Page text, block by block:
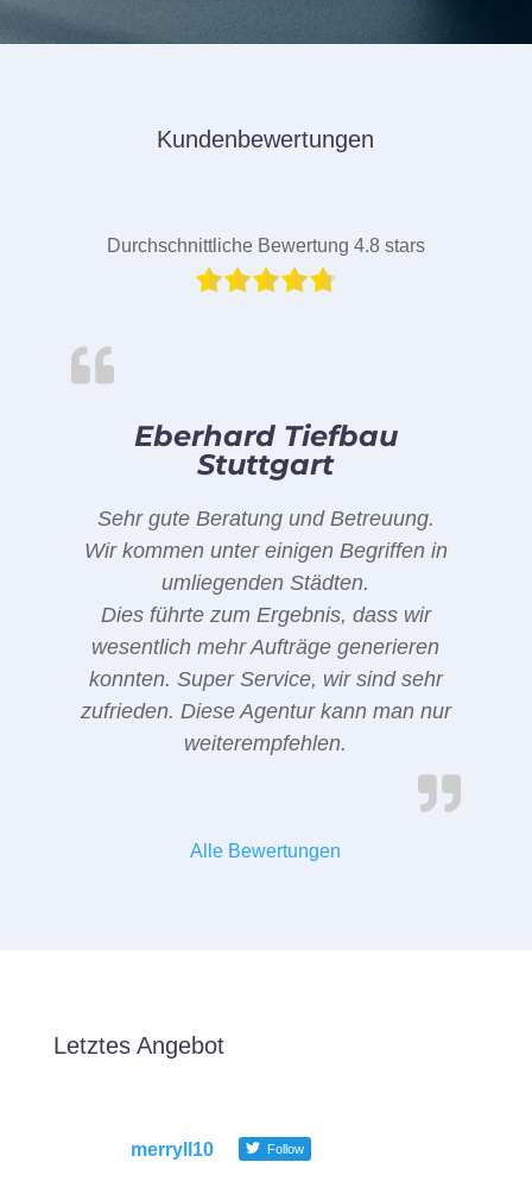
Kundenbewertungen
Durchschnittliche Bewertung 4.8 stars
Eberhard Tiefbau
Stuttgart
Sehr gute Beratung und Betreuung.
Wir kommen unter einigen Begriffen in
umliegenden Städten.
Dies führte zum Ergebnis, dass wir
wesentlich mehr Aufträge generieren
konnten. Super Service, wir sind sehr
zufrieden. Diese Agentur kann man nur
weiterempfehlen.
Alle Bewertungen
Letztes Angebot
merryll10 Follow